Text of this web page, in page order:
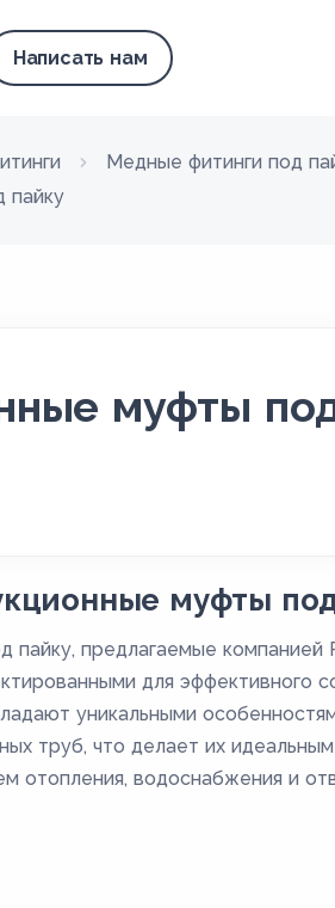
Написать нам
Медные фитинги под
пайку
муфты
муфты
предлагаемые компанией
для эффективного
уникальными
труб, что делает их
отопления, водоснабжения и